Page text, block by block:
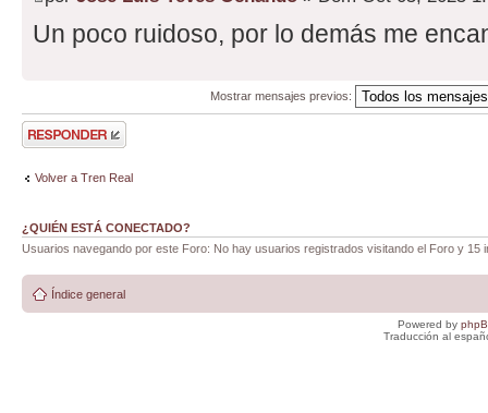
Un poco ruidoso, por lo demás me
Mostrar mensajes previos:
Publicar una
respuesta
Volver a Tren Real
¿QUIÉN ESTÁ CONECTADO?
Usuarios navegando por este Foro: No hay usuarios registrados visitando el Foro y 15
Índice general
Powered by
Traducción al